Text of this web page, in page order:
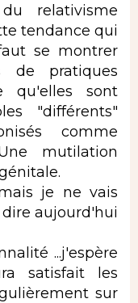
relativisme
tendance qui
se montrer
de pratiques
qu'elles sont
"différents"
comme
mutilation
je ne vais
aujourd'hui
...j'espère
satisfait les
sur